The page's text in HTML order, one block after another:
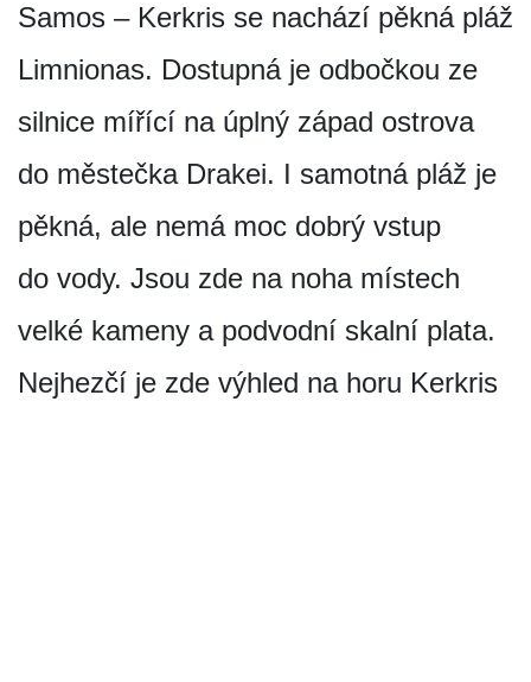
Samos – Kerkris se nachází pěkná pláž
Limnionas. Dostupná je odbočkou ze
silnice mířící na úplný západ ostrova
do městečka Drakei. I samotná pláž je
pěkná, ale nemá moc dobrý vstup
do vody. Jsou zde na noha místech
velké kameny a podvodní skalní plata.
Nejhezčí je zde výhled na horu Kerkris